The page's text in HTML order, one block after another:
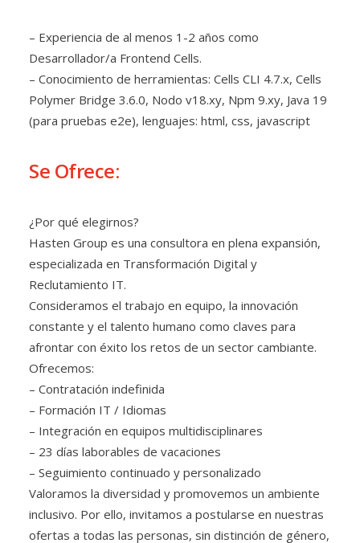
– Experiencia de al menos 1-2 años como
Desarrollador/a Frontend Cells.
– Conocimiento de herramientas: Cells CLI 4.7.x, Cells
Polymer Bridge 3.6.0, Nodo v18.xy, Npm 9.xy, Java 19
(para pruebas e2e), lenguajes: html, css, javascript
Se Ofrece:
¿Por qué elegirnos?
Hasten Group es una consultora en plena expansión,
especializada en Transformación Digital y
Reclutamiento IT.
Consideramos el trabajo en equipo, la innovación
constante y el talento humano como claves para
afrontar con éxito los retos de un sector cambiante.
Ofrecemos:
– Contratación indefinida
– Formación IT / Idiomas
– Integración en equipos multidisciplinares
– 23 días laborables de vacaciones
– Seguimiento continuado y personalizado
Valoramos la diversidad y promovemos un ambiente
inclusivo. Por ello, invitamos a postularse en nuestras
ofertas a todas las personas, sin distinción de género,